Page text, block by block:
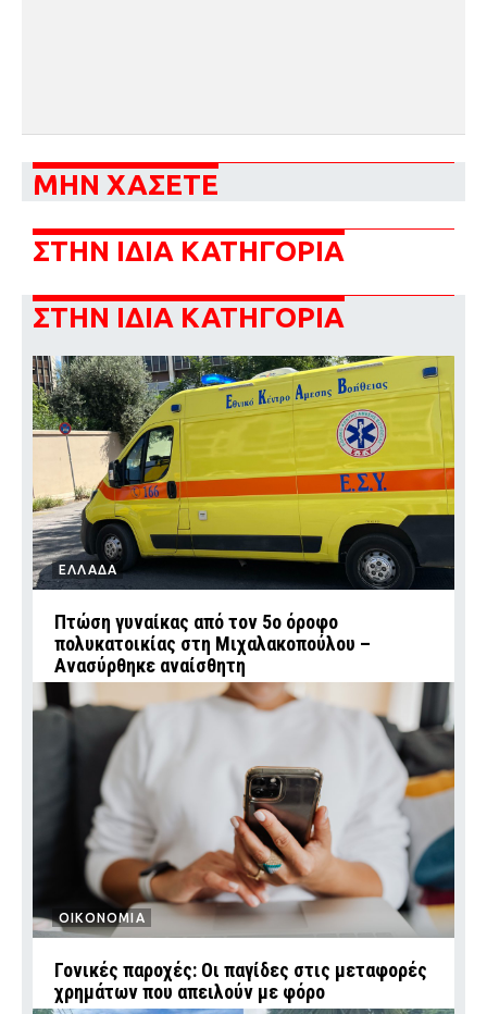
ΜΗΝ ΧΑΣΕΤΕ
ΣΤΗΝ ΙΔΙΑ ΚΑΤΗΓΟΡΙΑ
ΣΤΗΝ ΙΔΙΑ ΚΑΤΗΓΟΡΙΑ
ΕΛΛΑΔΑ
Πτώση γυναίκας από τον 5ο όροφο
πολυκατοικίας στη Μιχαλακοπούλου –
Ανασύρθηκε αναίσθητη
ΟΙΚΟΝΟΜΙΑ
Γονικές παροχές: Οι παγίδες στις μεταφορές
χρημάτων που απειλούν με φόρο